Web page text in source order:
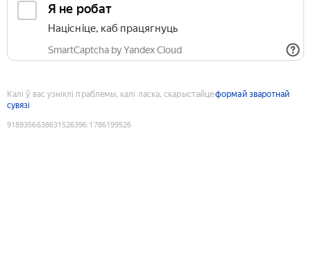
Я не робат
Націсніце, каб працягнуць
SmartCaptcha by Yandex Cloud
Калі ў вас узніклі праблемы, калі ласка, скарыстайцеформай зваротнай
сувязі
9189356638631526396:1786199526